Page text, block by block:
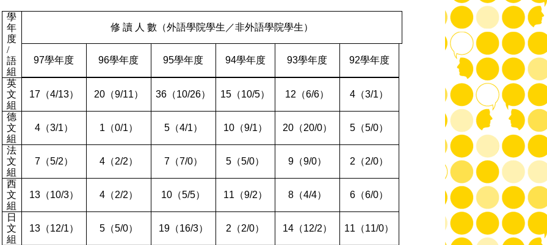
學
年
度
/
語
組
修 讀 人 數（外語學院學生／非外語學院學生）
97學年度 96學年度 95學年度 94學年度 93學年度 92學年度
英
文
組
17（4/13） 20（9/11） 36 （10/26） 15 （10/5） 12 （6/6） 4 （3/1）
德
文
組
4（3/1） 1 （0/1） 5（4/1） 10（9/1） 20（20/0） 5 （5/0）
法
文
組
7（5/2） 4（2/2） 7（7/0） 5 （5/0） 9（9/0） 2 （2/0）
西
文
組
13（10/3） 4（2/2） 10 （5/5） 11 （9/2） 8（4/4） 6 （6/0）
日
文
組
13（12/1） 5（5/0） 19（16/3） 2 （2/0） 14（12/2） 11 （11/0）